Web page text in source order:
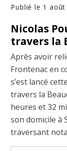
Publié le 1 août
Nicolas
travers la
Après avoir
Frontenac en
s’est lancé
travers la
heures et 32
son domicile à
traversant